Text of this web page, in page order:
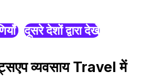
दूसरे देशों द्वारा देखें
व्यवसाय Travel में